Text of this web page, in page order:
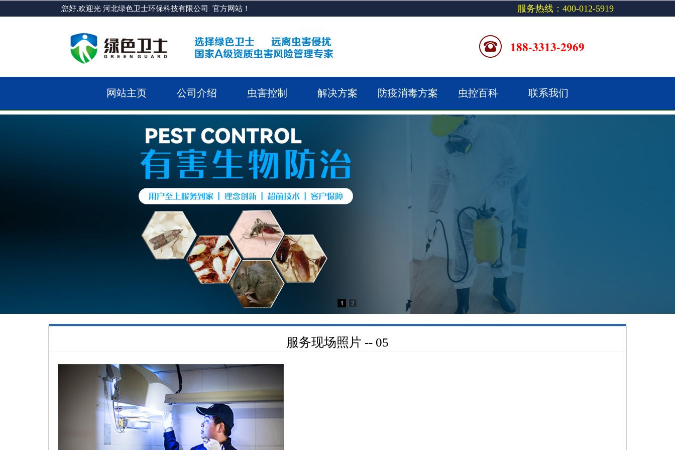
您好,欢迎光 河北绿色卫士环保科技有限公司 官方网站！ 服务热线：400-012-5919
188-3313-2969
网站主页 公司介绍 虫害控制 解决方案 防疫消毒方案 虫控百科 联系我们
服务现场照片 -- 05